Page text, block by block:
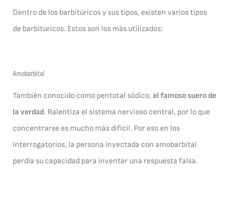
Dentro de los barbitúricos y sus tipos, existen varios tipos
de barbitúricos. Estos son los más utilizados:
Amobarbital
También conocido como pentotal sódico, el famoso suero de
la verdad. Ralentiza el sistema nervioso central, por lo que
concentrarse es mucho más difícil. Por eso en los
interrogatorios, la persona inyectada con amobarbital
perdía su capacidad para inventar una respuesta falsa.